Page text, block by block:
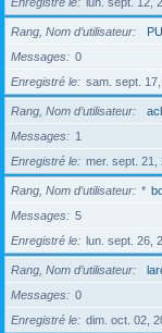
Rang, Nom d’utilisateur
Messages
0
Enregistré le
sam. sept.
Rang, Nom d’utilisateur
Messages
1
Enregistré le
mer. sept. 21,
Rang, Nom d’utilisateur *
Messages
5
Enregistré le
lun. sept. 26,
Rang, Nom d’utilisateur
Messages
0
Enregistré le
dim. oct. 02,